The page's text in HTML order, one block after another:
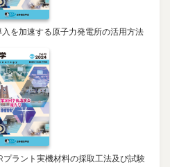
を加速する原子力発電所の活用方法
ラント実機材料の採取工法及び試験